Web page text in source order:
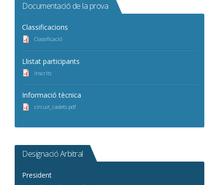
Documentació de la prova
Classificacions
Classificació
Llistat participants
Inscrits
Informació tècnica
circuit_cadets.pdf
Designació Arbitral
President